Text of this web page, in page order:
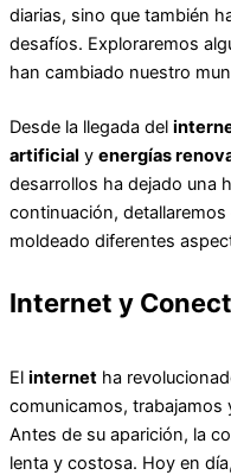
diarias, sino que también
desafíos. Exploraremos
han cambiado nuestro
Desde la llegada del
artificial y energías
desarrollos ha dejado una
continuación,
moldeado diferentes
Internet y
El internet ha
comunicamos, trabajamos
Antes de su aparición, la
lenta y costosa. Hoy en